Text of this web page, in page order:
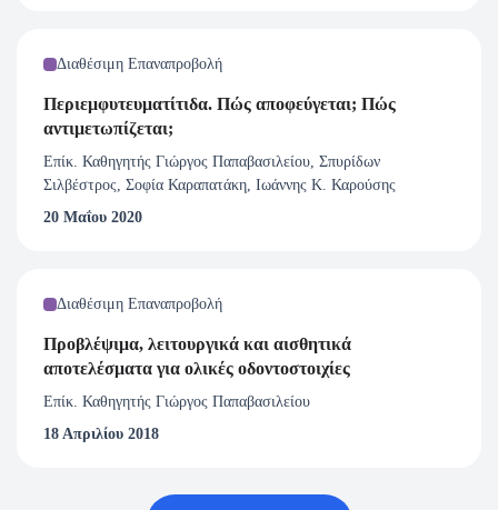
Διαθέσιμη Επαναπροβολή
Περιεμφυτευματίτιδα. Πώς αποφεύγεται; Πώς
αντιμετωπίζεται;
Επίκ. Καθηγητής Γιώργος Παπαβασιλείου, Σπυρίδων
Σιλβέστρος, Σοφία Καραπατάκη, Ιωάννης Κ. Καρούσης
20 Μαΐου 2020
Διαθέσιμη Επαναπροβολή
Προβλέψιμα, λειτουργικά και αισθητικά
αποτελέσματα για ολικές οδοντοστοιχίες
Επίκ. Καθηγητής Γιώργος Παπαβασιλείου
18 Απριλίου 2018